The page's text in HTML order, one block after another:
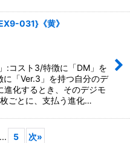
031}《黄》
:コスト3/特徴に「DM」を
「Ver.3」を持つ自分のデ
進化するとき、そのデジモ
ごとに、支払う進化…
... 5 次»